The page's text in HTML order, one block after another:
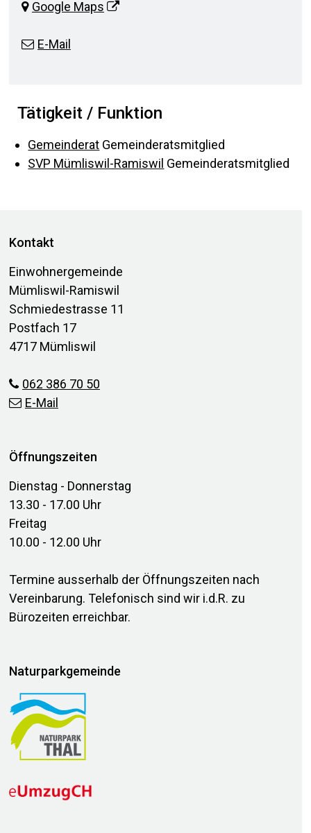
Google Maps
E-Mail
Tätigkeit / Funktion
Gemeinderat Gemeinderatsmitglied
SVP Mümliswil-Ramiswil Gemeinderatsmitglied
Footer
Kontakt
Einwohnergemeinde
Mümliswil-Ramiswil
Schmiedestrasse 11
Postfach 17
4717 Mümliswil
062 386 70 50
E-Mail
Öffnungszeiten
Dienstag - Donnerstag
13.30 - 17.00 Uhr
Freitag
10.00 - 12.00 Uhr
Termine ausserhalb der Öffnungszeiten nach
Vereinbarung. Telefonisch sind wir i.d.R. zu
Bürozeiten erreichbar.
Naturparkgemeinde